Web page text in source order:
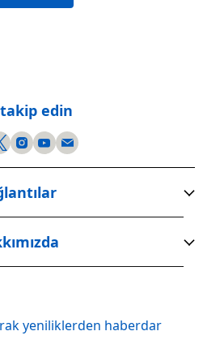
edin
yeniliklerden haberdar